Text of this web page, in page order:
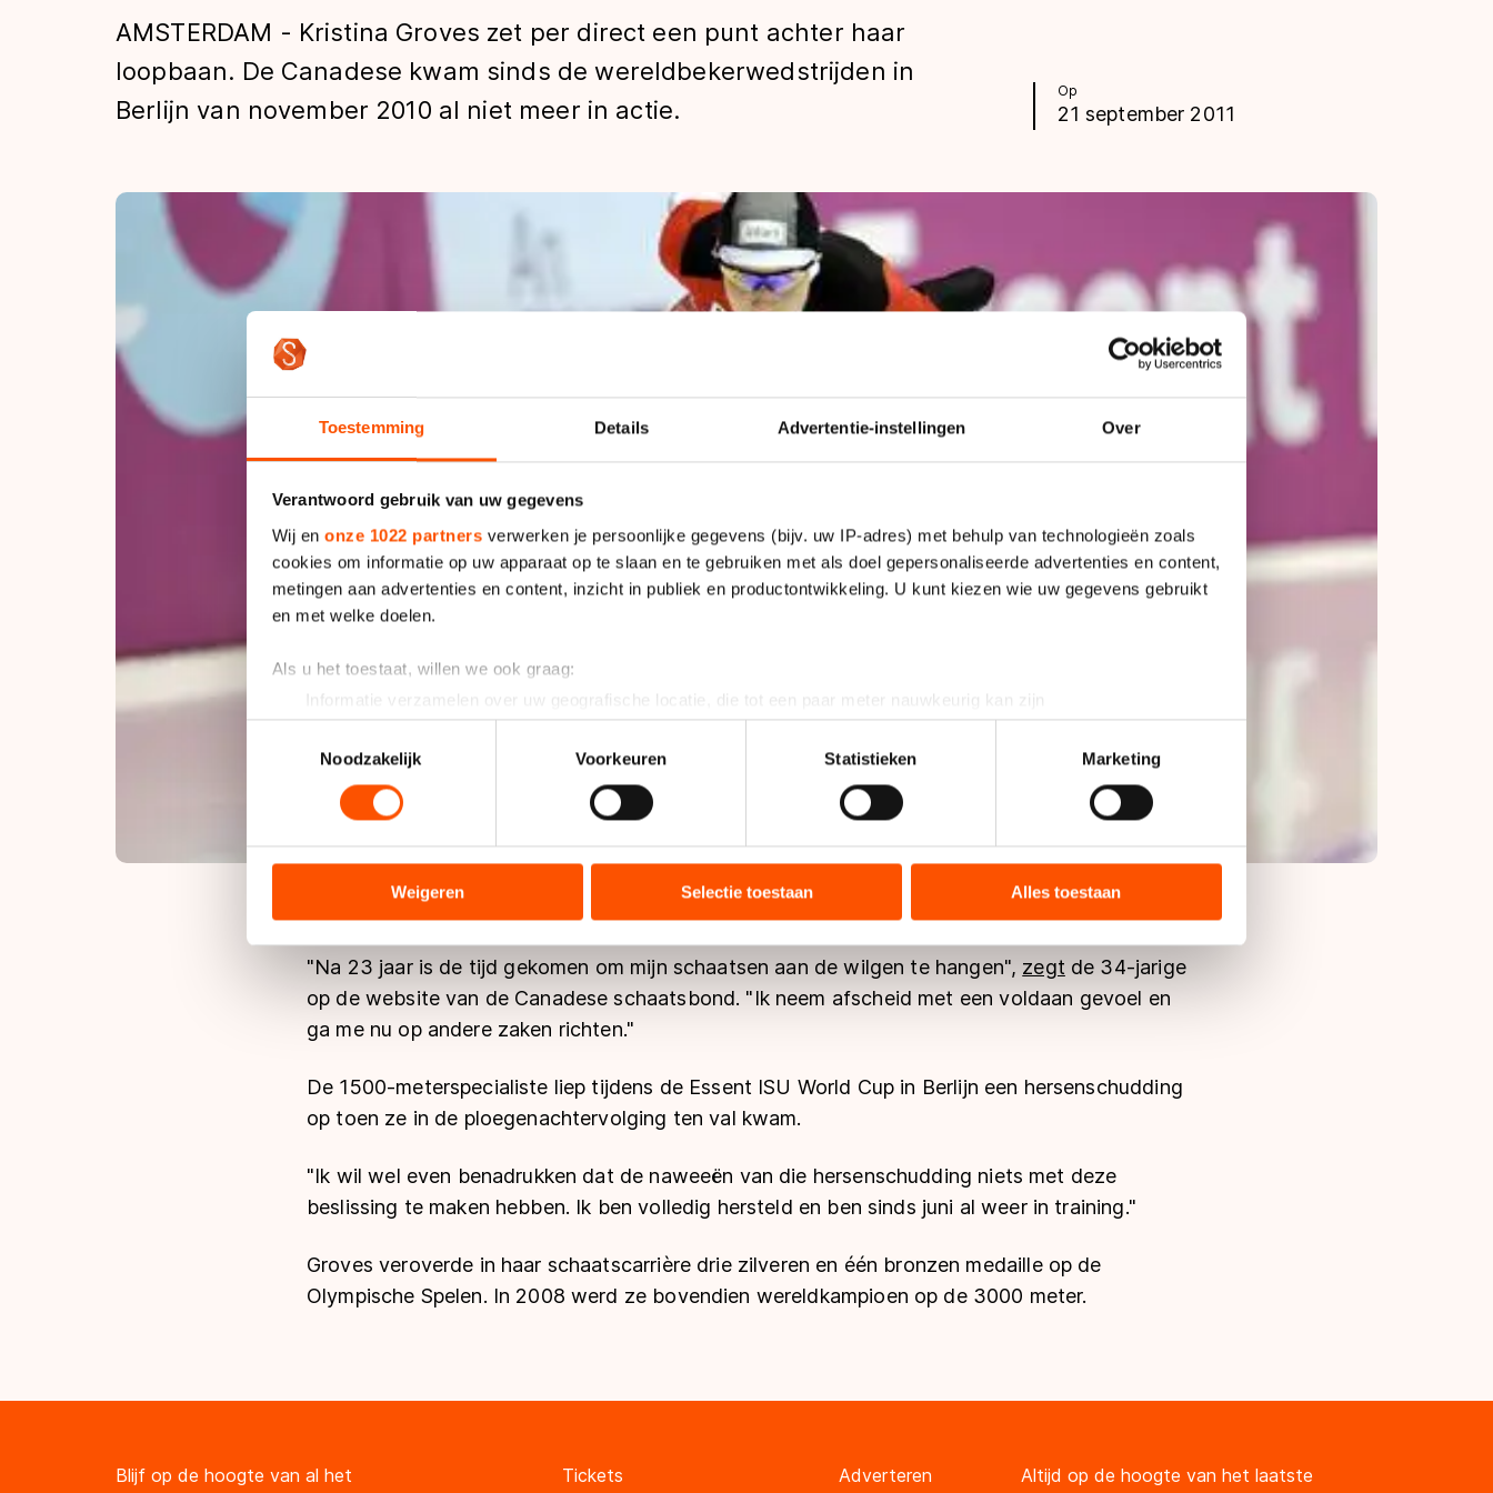
Toestemming Details Advertentie-instellingen Over
Verantwoord gebruik van uw gegevens
Wij en onze 1022 partners verwerken je persoonlijke gegevens (bijv. uw IP-adres) met behulp van technologieën zoals
cookies om informatie op uw apparaat op te slaan en te gebruiken met als doel gepersonaliseerde advertenties en content,
metingen aan advertenties en content, inzicht in publiek en productontwikkeling. U kunt kiezen wie uw gegevens gebruikt
en met welke doelen.
Als u het toestaat, willen we ook graag:
Informatie verzamelen over uw geografische locatie, die tot een paar meter nauwkeurig kan zijn
Uw apparaat identificeren door het actief te scannen op specifieke eigenschappen (fingerprinting)
Lees meer over hoe uw persoonlijke gegevens worden verwerkt en stel uw voorkeuren in het
detailgedeeltein. U kunt uw
toestemming op elk moment wijzigen of intrekken in de Cookieverklaring.
analyseren. We delen informatie over uw gebruik van onze site met onze partners voor social media, advertenties en
analyse. Zij kunnen deze combineren met andere gegevens die u aan hen heeft verstrekt of die zij hebben verzameld via
hun services. Sommige partners kunnen gegevens doorgeven aan landen buiten de EU, zoals de VS, waar mogelijk geen
adequaat beschermingsniveau geldt volgens de GDPR. Door op ‘Toestaan’ te klikken, stemt u in met deze overdracht.
Meer informatie vindt u in onscookiebeleid.
Noodzakelijk
Voorkeuren Statistieken Marketing
Weigeren Selectie toestaan Alles toestaan
Tijden & historie
De weg op
Schaatsfans
Olympische Spelen
Op
21 september 2011
AMSTERDAM - Kristina Groves zet per direct een punt achter haar
loopbaan. De Canadese kwam sinds de wereldbekerwedstrijden in
Berlijn van november 2010 al niet meer in actie.
"Na 23 jaar is de tijd gekomen om mijn schaatsen aan de wilgen te hangen", zegt de 34-jarige
op de website van de Canadese schaatsbond. "Ik neem afscheid met een voldaan gevoel en
ga me nu op andere zaken richten."
De 1500-meterspecialiste liep tijdens de Essent ISU World Cup in Berlijn een hersenschudding
op toen ze in de ploegenachtervolging ten val kwam.
"Ik wil wel even benadrukken dat de naweeën van die hersenschudding niets met deze
beslissing te maken hebben. Ik ben volledig hersteld en ben sinds juni al weer in training."
Groves veroverde in haar schaatscarrière drie zilveren en één bronzen medaille op de
Olympische Spelen. In 2008 werd ze bovendien wereldkampioen op de 3000 meter.
Blijf op de hoogte van al het
Tickets
Adverteren
Altijd op de hoogte van het laatste